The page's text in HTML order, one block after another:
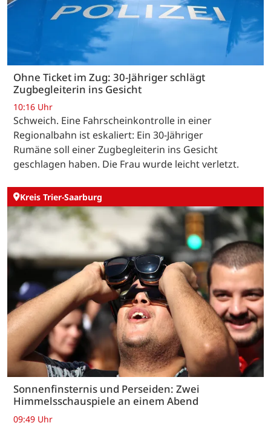
Ohne Ticket im Zug: 30-Jähriger schlägt
Zugbegleiterin ins Gesicht
10:16 Uhr
Schweich. Eine Fahrscheinkontrolle in einer
Regionalbahn ist eskaliert: Ein 30-Jähriger
Rumäne soll einer Zugbegleiterin ins Gesicht
geschlagen haben. Die Frau wurde leicht verletzt.
Kreis Trier-Saarburg
Sonnenfinsternis und Perseiden: Zwei
Himmelsschauspiele an einem Abend
09:49 Uhr